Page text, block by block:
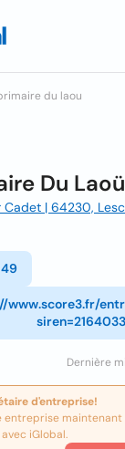
du laou
Du Laoü
Cadet | 64230,
www.score3.fr/
Dernière
d'entreprise!
entreprise
iGlobal.